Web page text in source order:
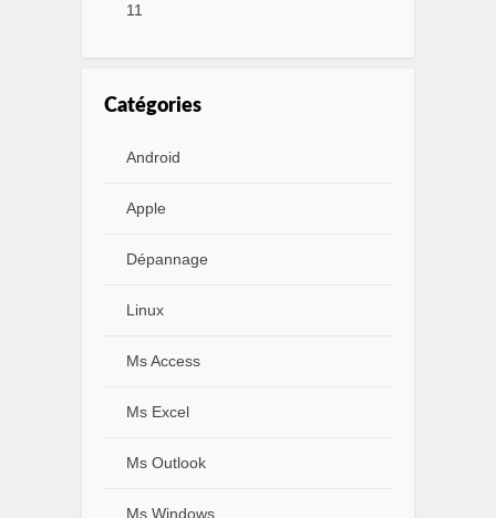
11
Catégories
Android
Apple
Dépannage
Linux
Ms Access
Ms Excel
Ms Outlook
Ms Windows